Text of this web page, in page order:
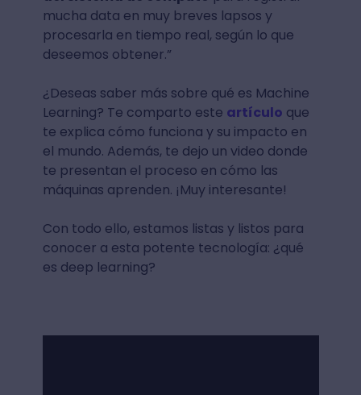
mucha data en muy breves lapsos y
procesarla en tiempo real, según lo que
deseemos obtener.”
¿Deseas saber más sobre qué es Machine
Learning? Te comparto este artículo que
te explica cómo funciona y su impacto en
el mundo. Además, te dejo un video donde
te presentan el proceso en cómo las
máquinas aprenden. ¡Muy interesante!
Con todo ello, estamos listas y listos para
conocer a esta potente tecnología: ¿qué
es deep learning?